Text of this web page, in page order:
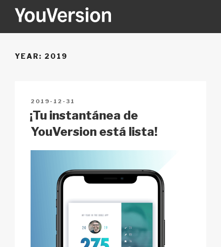
YOUVERSION
YEAR: 2019
POSTED
ON
2019-12-31
¡Tu instantánea de
YouVersion está lista!